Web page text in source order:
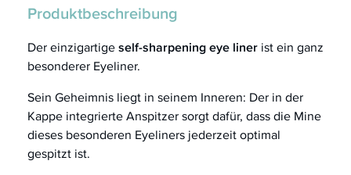
Produktbeschreibung
Der einzigartigeself-sharpening eye liner istein ganz
besonderer Eyeliner.
Sein Geheimnis liegt in seinem Inneren: Der in der
Kappe integrierte Anspitzer sorgt dafür, dass die Mine
dieses besonderen Eyeliners jederzeit optimal
gespitzt ist.